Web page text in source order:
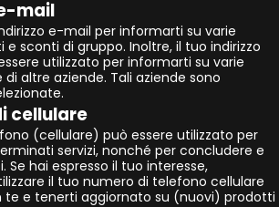
mail
e-mail per informarti su varie
sconti di gruppo. Inoltre, il tuo indirizzo
utilizzato per informarti su varie
altre aziende. Tali aziende sono
cellulare
(cellulare) può essere utilizzato per
servizi, nonché per concludere e
hai espresso il tuo interesse,
il tuo numero di telefono cellulare
e tenerti aggiornato su (nuovi) prodotti